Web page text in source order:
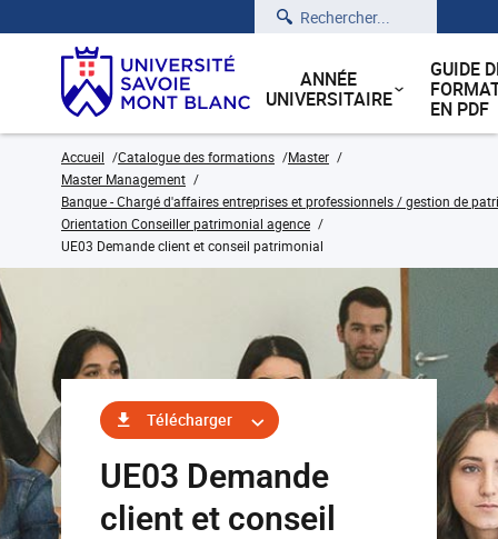
Rechercher
ANNÉE
UNIVERSITAIRE
GUIDE
EN PDF
Accueil Catalogue des formations
Master
Master Management
Banque - Chargé d'affaires entreprises et professionnels / gestion de
Orientation Conseiller patrimonial agence
UE03 Demande client et conseil patrimonial
Télécharger
UE03 Demande
client et conseil